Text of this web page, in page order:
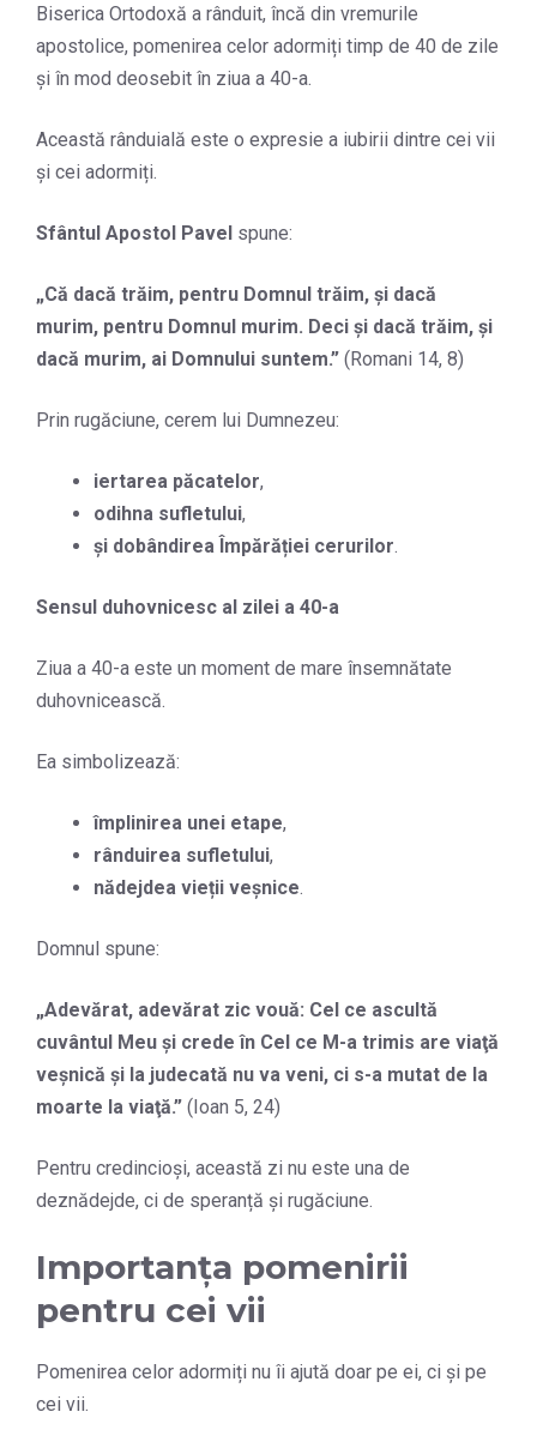
Biserica Ortodoxă a rânduit, încă din vremurile
apostolice, pomenirea celor adormiți timp de 40 de zile
și în mod deosebit în ziua a 40-a.
Această rânduială este o expresie a iubirii dintre cei vii
și cei adormiți.
Sfântul Apostol Pavel spune:
„Că dacă trăim, pentru Domnul trăim, şi dacă
murim, pentru Domnul murim. Deci şi dacă trăim, şi
dacă murim, ai Domnului suntem.” (Romani 14, 8)
Prin rugăciune, cerem lui Dumnezeu:
iertarea păcatelor,
odihna sufletului,
și dobândirea Împărăției cerurilor
Sensul duhovnicesc al zilei a 40-a
Ziua a 40-a este un moment de mare însemnătate
duhovnicească.
Ea simbolizează:
împlinirea unei etape,
rânduirea sufletului,
nădejdea vieții veșnice
Domnul spune:
„Adevărat, adevărat zic vouă: Cel ce ascultă
cuvântul Meu şi crede în Cel ce M-a trimis are viaţă
veşnică şi la judecată nu va veni, ci s-a mutat de la
moarte la viaţă.” (Ioan 5, 24)
Pentru credincioși, această zi nu este una de
deznădejde, ci de speranță și rugăciune.
Importanța pomenirii
pentru cei vii
Pomenirea celor adormiți nu îi ajută doar pe ei, ci și pe
cei vii.